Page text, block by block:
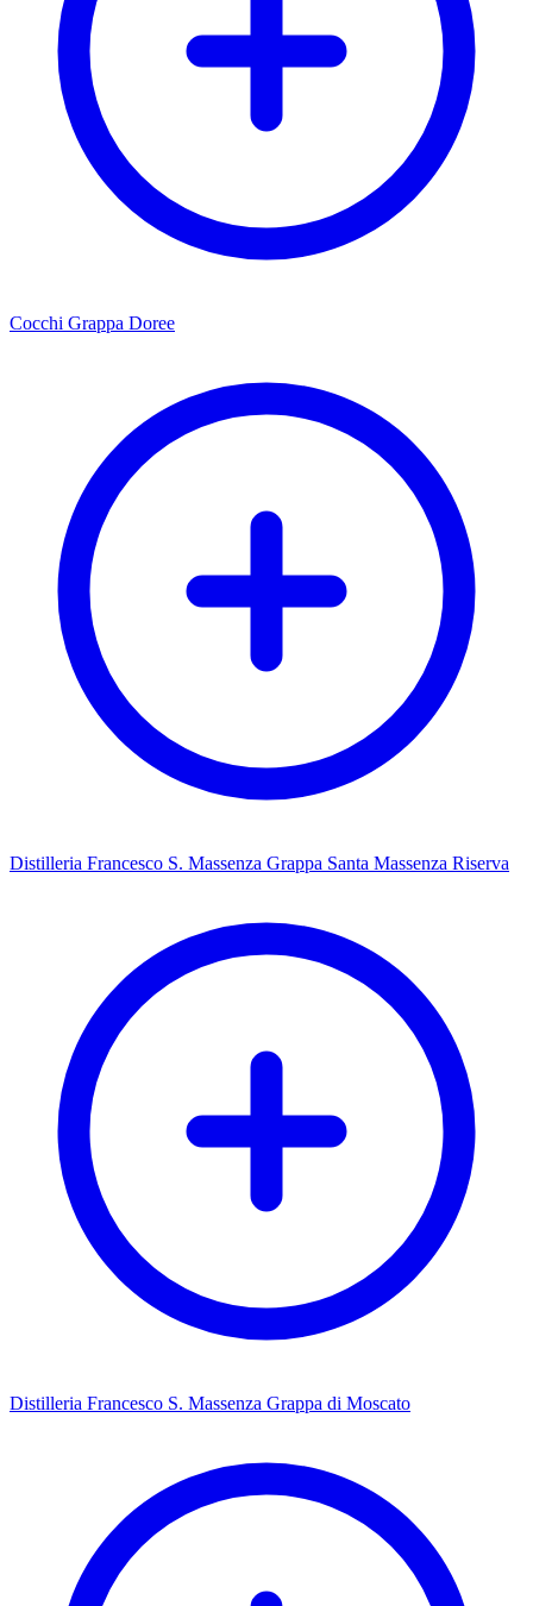
Cocchi Grappa Doree
Distilleria Francesco S. Massenza Grappa Santa Massenza Riserva
Distilleria Francesco S. Massenza Grappa di Moscato